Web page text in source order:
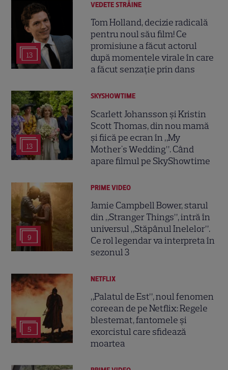
13
VEDETE STRĂINE
Tom Holland, decizie radicală
pentru noul său film! Ce
promisiune a făcut actorul
după momentele virale în care
a făcut senzație prin dans
13
SKYSHOWTIME
Scarlett Johansson și Kristin
Scott Thomas, din nou mamă
și fiică pe ecran în „My
Mother's Wedding”. Când
apare filmul pe SkyShowtime
9
PRIME VIDEO
Jamie Campbell Bower, starul
din „Stranger Things”, intră în
universul „Stăpânul Inelelor”.
Ce rol legendar va interpreta în
sezonul 3
5
NETFLIX
„Palatul de Est”, noul fenomen
coreean de pe Netflix: Regele
blestemat, fantomele și
exorcistul care sfidează
moartea